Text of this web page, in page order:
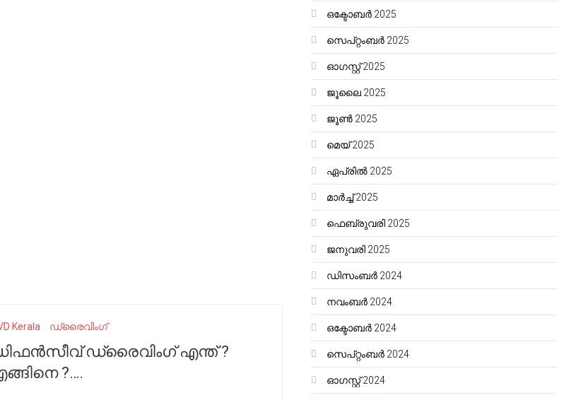
Kerala ഡ്രൈവിംഗ്
ഡ്രൈവിംഗ് എന്ത് ?
?….
ഒക്ടോബർ 2025
സെപ്റ്റംബർ 2025
ഓഗസ്റ്റ്‌ 2025
ജൂലൈ 2025
ജൂൺ 2025
മെയ്‌ 2025
ഏപ്രിൽ 2025
മാർച്ച്‌ 2025
ഫെബ്രുവരി 2025
ജനുവരി 2025
ഡിസംബർ 2024
നവംബർ 2024
ഒക്ടോബർ 2024
സെപ്റ്റംബർ 2024
ഓഗസ്റ്റ്‌ 2024